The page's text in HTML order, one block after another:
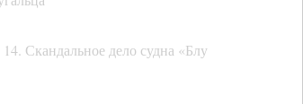
14. Скандальное дело судна «Блу